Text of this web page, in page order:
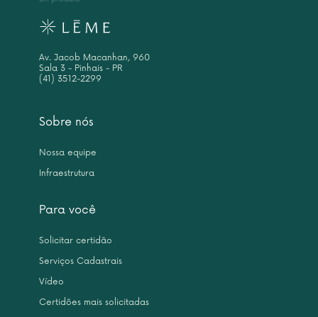
Sobre nós
Nossa equipe
Infraestrutura
Para você
Solicitar certidão
Serviços Cadastrais
Vídeo
Certidões mais solicitadas
Av. Jacob Macanhan, 960
Sala 3 - Pinhais - PR
(41) 3512-2299